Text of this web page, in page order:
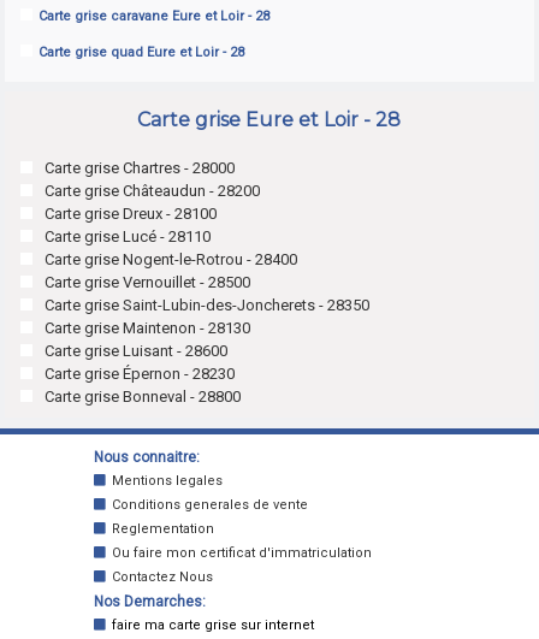
Carte grise caravane Eure et Loir - 28
Carte grise quad Eure et Loir - 28
Carte grise Eure et Loir - 28
Carte grise Chartres - 28000
Carte grise Châteaudun - 28200
Carte grise Dreux - 28100
Carte grise Lucé - 28110
Carte grise Nogent-le-Rotrou - 28400
Carte grise Vernouillet - 28500
Carte grise Saint-Lubin-des-Joncherets - 28350
Carte grise Maintenon - 28130
Carte grise Luisant - 28600
Carte grise Épernon - 28230
Carte grise Bonneval - 28800
Nous connaitre:
Mentions legales
Conditions generales de vente
Reglementation
Ou faire mon certificat d'immatriculation
Contactez Nous
Nos Demarches:
faire ma carte grise sur internet